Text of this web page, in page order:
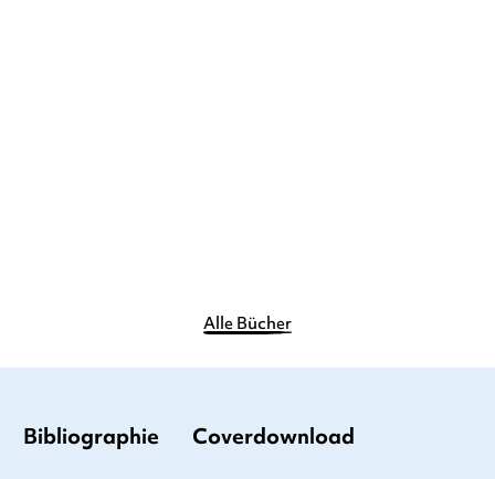
Alle Bücher
Bibliographie Coverdownload